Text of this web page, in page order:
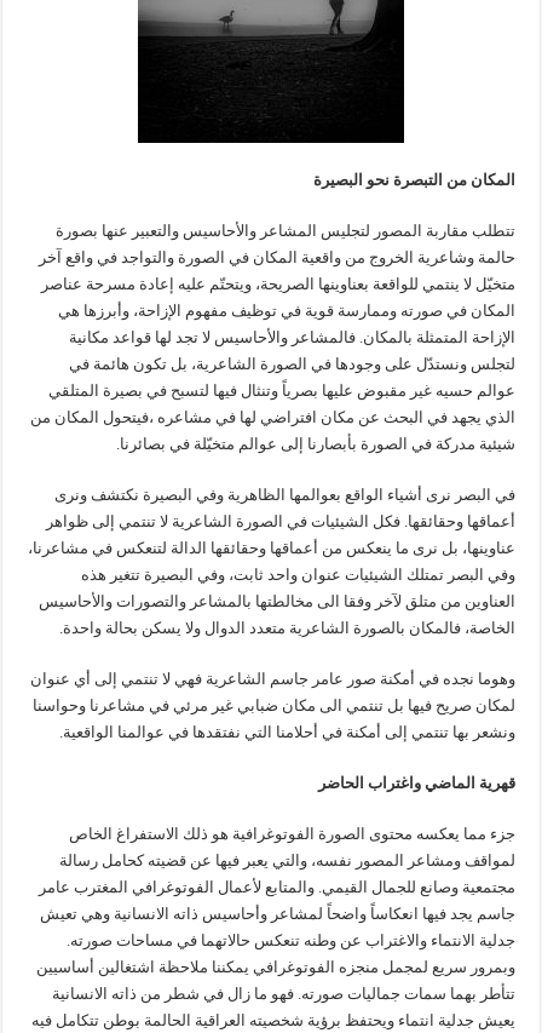
المكان من التبصرة نحو البصيرة
تتطلب مقاربة المصور لتجليس المشاعر والأحاسيس والتعبير عنها بصورة
حالمة وشاعرية الخروج من واقعية المكان في الصورة والتواجد في واقع آخر
متخيّل لا ينتمي للواقعة بعناوينها الصريحة، ويتحتّم عليه إعادة مسرحة عناصر
المكان في صورته وممارسة قوية في توظيف مفهوم الإزاحة، وأبرزها هي
الإزاحة المتمثلة بالمكان. فالمشاعر والأحاسيس لا تجد لها قواعد مكانية
لتجلس ونستدّل على وجودها في الصورة الشاعرية، بل تكون هائمة في
عوالم حسيه غير مقبوض عليها بصرياً وتنثال فيها لتسبح في بصيرة المتلقي
الذي يجهد في البحث عن مكان افتراضي لها في مشاعره ،فيتحول المكان من
شيئية مدركة في الصورة بأبصارنا إلى عوالم متخيّلة في بصائرنا.
في البصر نرى أشياء الواقع بعوالمها الظاهرية وفي البصيرة نكتشف ونرى
أعماقها وحقائقها. فكل الشيئيات في الصورة الشاعرية لا تنتمي إلى ظواهر
عناوينها، بل نرى ما ينعكس من أعماقها وحقائقها الدالة لتنعكس في مشاعرنا،
وفي البصر تمتلك الشيئيات عنوان واحد ثابت، وفي البصيرة تتغير هذه
العناوين من متلق لآخر وفقا الى مخالطتها بالمشاعر والتصورات والأحاسيس
الخاصة، فالمكان بالصورة الشاعرية متعدد الدوال ولا يسكن بحالة واحدة.
وهوما نجده في أمكنة صور عامر جاسم الشاعرية فهي لا تنتمي إلى أي عنوان
لمكان صريح فيها بل تنتمي الى مكان ضبابي غير مرئي في مشاعرنا وحواسنا
ونشعر بها تنتمي إلى أمكنة في أحلامنا التي نفتقدها في عوالمنا الواقعية.
قهرية الماضي واغتراب الحاضر
جزء مما يعكسه محتوى الصورة الفوتوغرافية هو ذلك الاستفراغ الخاص
لمواقف ومشاعر المصور نفسه، والتي يعبر فيها عن قضيته كحامل رسالة
مجتمعية وصانع للجمال القيمي. والمتابع لأعمال الفوتوغرافي المغترب عامر
جاسم يجد فيها انعكاساً واضحاً لمشاعر وأحاسيس ذاته الانسانية وهي تعيش
جدلية الانتماء والاغتراب عن وطنه تنعكس حالاتهما في مساحات صورته.
وبمرور سريع لمجمل منجزه الفوتوغرافي يمكننا ملاحظة اشتغالين أساسيين
تتأطر بهما سمات جماليات صورته. فهو ما زال في شطر من ذاته الانسانية
يعيش جدلية انتماء ويحتفظ برؤية شخصيته العراقية الحالمة بوطن تتكامل فيه